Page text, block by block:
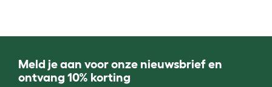
Meld je aan voor onze nieuwsbrief en
ontvang 10% korting